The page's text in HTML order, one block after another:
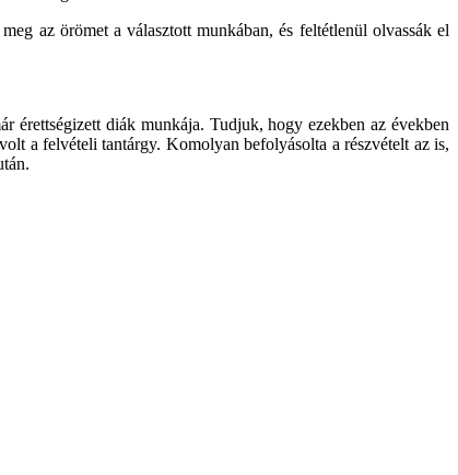
az örömet a választott munkában, és feltétlenül olvassák el
érettségizett diák munkája. Tudjuk, hogy ezekben az években
a felvételi tantárgy. Komolyan befolyásolta a részvételt az is,